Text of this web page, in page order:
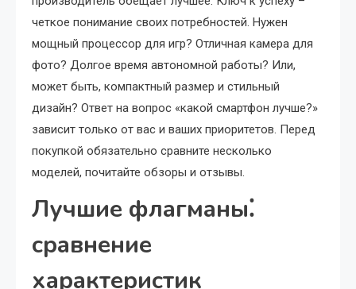
четкое понимание своих потребностей. Нужен
мощный процессор для игр? Отличная камера для
фото? Долгое время автономной работы? Или,
может быть, компактный размер и стильный
дизайн? Ответ на вопрос «какой смартфон лучше?»
зависит только от вас и ваших приоритетов. Перед
покупкой обязательно сравните несколько
моделей, почитайте обзоры и отзывы.
Лучшие флагманы⁚
сравнение
характеристик